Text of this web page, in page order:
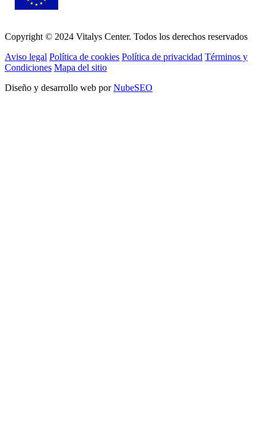
Copyright © 2024 Vitalys Center. Todos los derechos reservados
Aviso legal Política de cookies Política de privacidad Términos y
Condiciones Mapa del sitio
Diseño y desarrollo web porNubeSEO